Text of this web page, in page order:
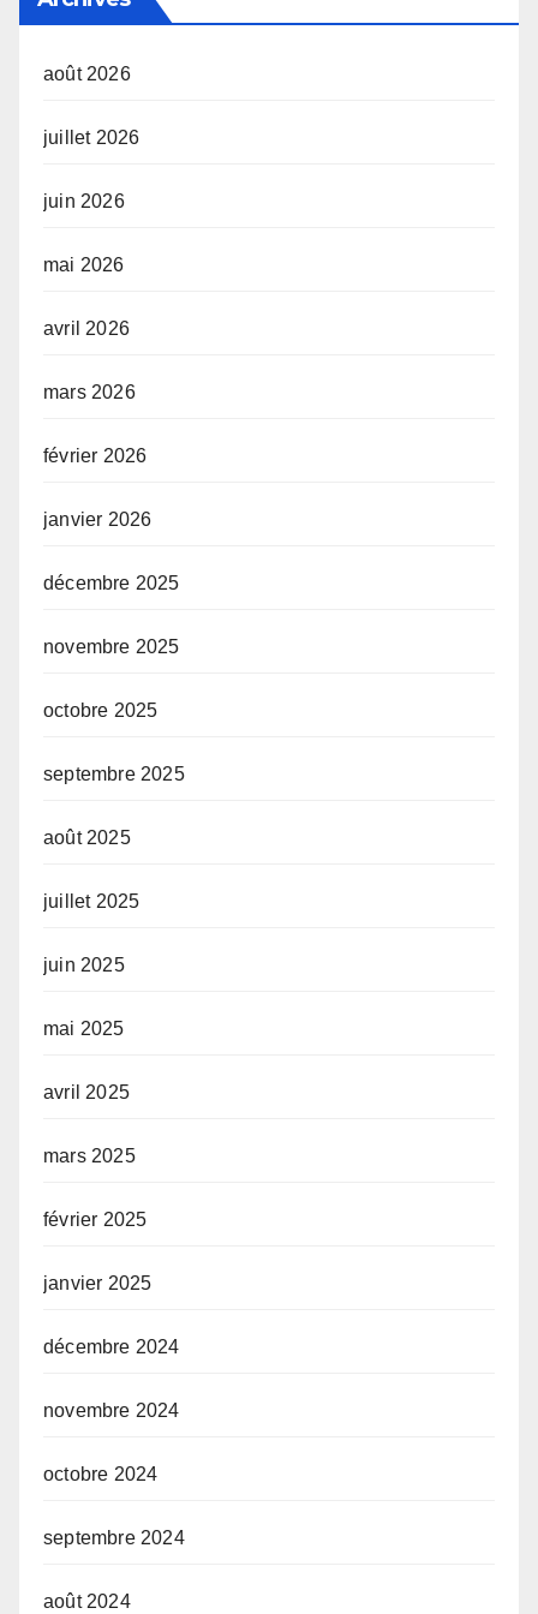
août 2026
juillet 2026
juin 2026
mai 2026
avril 2026
mars 2026
février 2026
janvier 2026
décembre 2025
novembre 2025
octobre 2025
septembre 2025
août 2025
juillet 2025
juin 2025
mai 2025
avril 2025
mars 2025
février 2025
janvier 2025
décembre 2024
novembre 2024
octobre 2024
septembre 2024
août 2024